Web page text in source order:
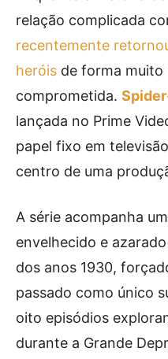
relação complicada
recentemente
heróis de forma muito
comprometida.
lançada no Prime
papel fixo em
centro de uma
A série acompanha
envelhecido e
dos anos 1930,
passado como único
oito episódios
durante a Grande